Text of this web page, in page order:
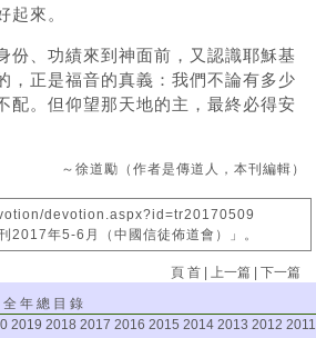
起來。
份、功績來到神面前，又認識耶穌基
，正是福音的真義：我們不論有多少
配。但仰望那天地的主，最終必得安
～徐道勵（作者是傳道人，本刊編輯）
devotion.aspx?id=tr20170509
2017年5-6月（中國信徒佈道會）」。
頁 首 |上一篇 |下一篇
全 年 總 目 錄
2019 2018 2017 2016 2015 2014 2013 2012 2011